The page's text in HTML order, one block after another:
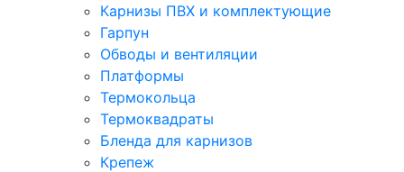
Карнизы ПВХ и комплектующие
Гарпун
Обводы и вентиляции
Платформы
Термокольца
Термоквадраты
Бленда для карнизов
Крепеж